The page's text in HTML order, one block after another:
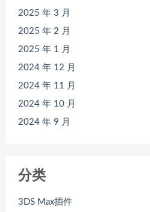
2025 年 3 月
2025 年 2 月
2025 年 1 月
2024 年 12 月
2024 年 11 月
2024 年 10 月
2024 年 9 月
分类
3DS Max插件